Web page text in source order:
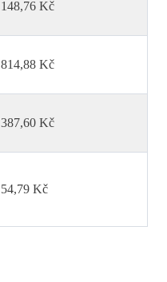
148,76 Kč
814,88 Kč
387,60 Kč
54,79 Kč